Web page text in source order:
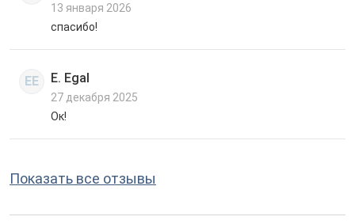
13 января 2026
спасибо!
EE E. Egal
27 декабря 2025
Ок!
Показать все отзывы